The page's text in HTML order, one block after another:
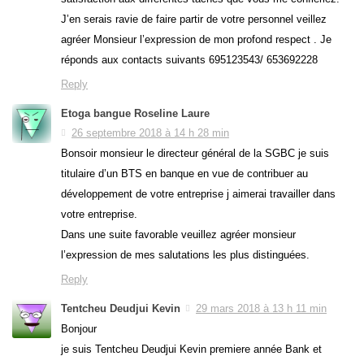
J’en serais ravie de faire partir de votre personnel veillez
agréer Monsieur l’expression de mon profond respect . Je
réponds aux contacts suivants 695123543/ 653692228
Reply
Etoga bangue Roseline Laure
26 septembre 2018 à 14 h 28 min
Bonsoir monsieur le directeur général de la SGBC je suis
titulaire d’un BTS en banque en vue de contribuer au
développement de votre entreprise j aimerai travailler dans
votre entreprise.
Dans une suite favorable veuillez agréer monsieur
l’expression de mes salutations les plus distinguées.
Reply
Tentcheu Deudjui Kevin
29 mars 2018 à 13 h 11 min
Bonjour
je suis Tentcheu Deudjui Kevin premiere année Bank et